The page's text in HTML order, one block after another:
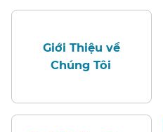
Giới Thiệu về
Chúng Tôi​​